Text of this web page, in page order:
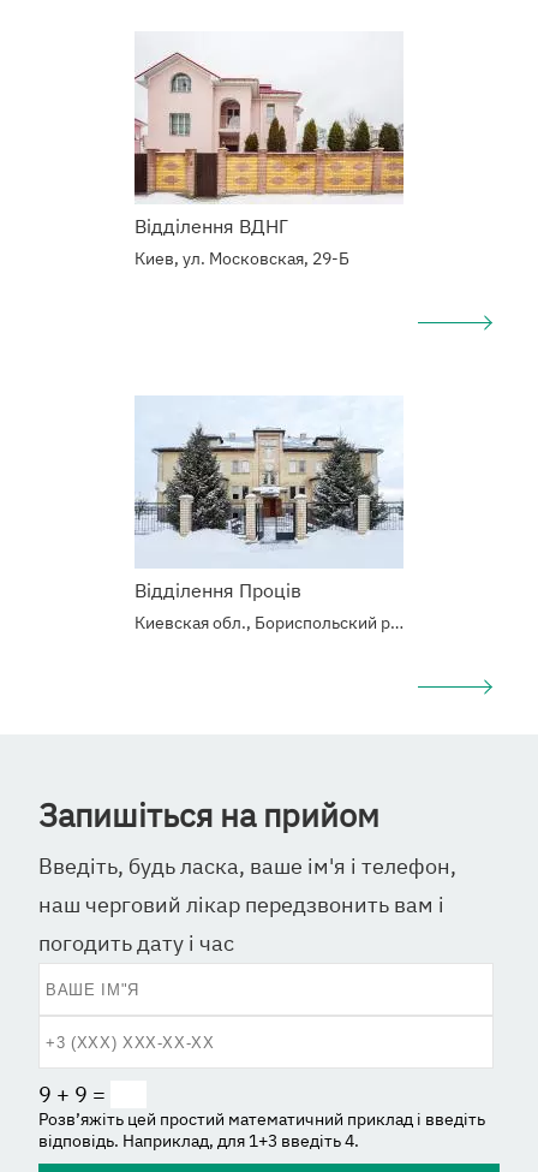
Відділення ВДНГ
Киев, ул. Московская, 29-Б
Відділення Проців
Киевская обл., Бориспольский р-н, с.Процев, Б. Хмельницкого 6/10
Запишіться на прийом
Введіть, будь ласка, ваше ім'я і телефон,
наш черговий лікар передзвонить вам і
погодить дату і час
9 + 9 =
Розв’яжіть цей простий математичний приклад і введіть
відповідь. Наприклад, для 1+3 введіть 4.